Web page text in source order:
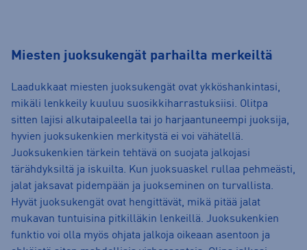
Miesten juoksukengät parhailta merkeiltä
Laadukkaat miesten juoksukengät ovat ykköshankintasi,
mikäli lenkkeily kuuluu suosikkiharrastuksiisi. Olitpa
sitten lajisi alkutaipaleella tai jo harjaantuneempi juoksija,
hyvien juoksukenkien merkitystä ei voi vähätellä.
Juoksukenkien tärkein tehtävä on suojata jalkojasi
tärähdyksiltä ja iskuilta. Kun juoksuaskel rullaa pehmeästi,
jalat jaksavat pidempään ja juokseminen on turvallista.
Hyvät juoksukengät ovat hengittävät, mikä pitää jalat
mukavan tuntuisina pitkilläkin lenkeillä. Juoksukenkien
funktio voi olla myös ohjata jalkoja oikeaan asentoon ja